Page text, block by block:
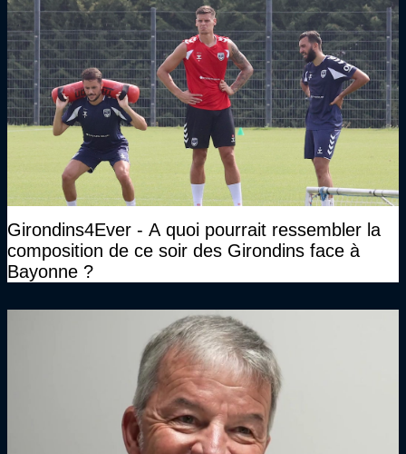
Girondins4Ever - A quoi pourrait ressembler la
composition de ce soir des Girondins face à
Bayonne ?